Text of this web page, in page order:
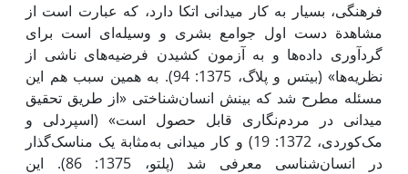
فرهنگی، بسیار به کار میدانی اتکا دارد، که عبارت است از
مشاهدة دست اول جوامع بشری و وسیله‌ای است برای
گردآوری داده‌ها و به آزمون کشیدن فرضیه‌های ناشی از
نظریه‌ها» (بیتس و پلاگ، 1375: 94). به همین سبب هم‌ این
مسئله مطرح شد که بینش انسان‌شناختی «از طریق تحقیق
میدانی در مردم‌نگاری قابل حصول است» (اسپردلی و
مک‌کوردی، 1372: 19) و کار میدانی به‌مثابة یک مناسک‌گذار
در انسان‌شناسی معرفی شد (پلتو، 1375: 86). ‌این